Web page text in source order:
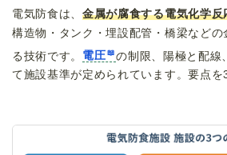
電気防食は、金属が腐食する電気化学反
構造物・タンク・埋設配管・橋梁など
る技術です。 電圧 の制限、陽極と配線、
て施設基準が定められています。要点を